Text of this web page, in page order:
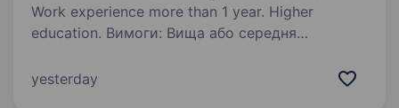
Work experience more than 1 year. Higher
education. Вимоги: Вища або середня
на аналогічній посаді буде перевагою.
yesterday